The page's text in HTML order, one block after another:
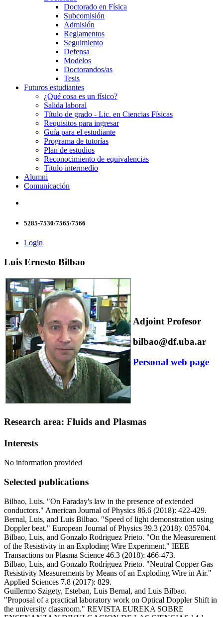
Doctorado en Física
Subcomisión
Admisión
Reglamentos
Seguimiento
Defensa
Modelos
Doctorandos/as
Tesis
Futuros estudiantes
¿Qué cosa es un físico?
Salida laboral
Título de grado - Lic. en Ciencias Físicas
Requisitos para ingresar
Guía para el estudiante
Programa de tutorías
Plan de estudios
Reconocimiento de equivalencias
Título intermedio
Alumni
Comunicación
5285-7530/7565/7566
Login
Luis Ernesto Bilbao
Adjoint Profesor
bilbao@df.uba.ar
Personal web page
Research area: Fluids and Plasmas
Interests
No information provided
Selected publications
Bilbao, Luis. "On Faraday's law in the presence of extended
conductors." American Journal of Physics 86.6 (2018): 422-429.
Bernal, Luis, and Luis Bilbao. "Speed of light demonstration using
Doppler beat." European Journal of Physics 39.3 (2018): 035704.
Bilbao, Luis, and Gonzalo Rodriguez Prieto. "On the Measurement
of the Resistivity in an Exploding Wire Experiment." IEEE
Transactions on Plasma Science 46.3 (2018): 466-473.
Bilbao, Luis, and Gonzalo Rodríguez Prieto. "Neutral Copper Gas
Resistivity Measurements by Means of an Exploding Wire in Air."
Applied Sciences 7.8 (2017): 829.
Guillermo Szigety, Esteban, Luis Bernal, and Luis Bilbao.
"Proposal of a practical laboratory work on Optical Doppler Shift in
the university classroom." REVISTA EUREKA SOBRE